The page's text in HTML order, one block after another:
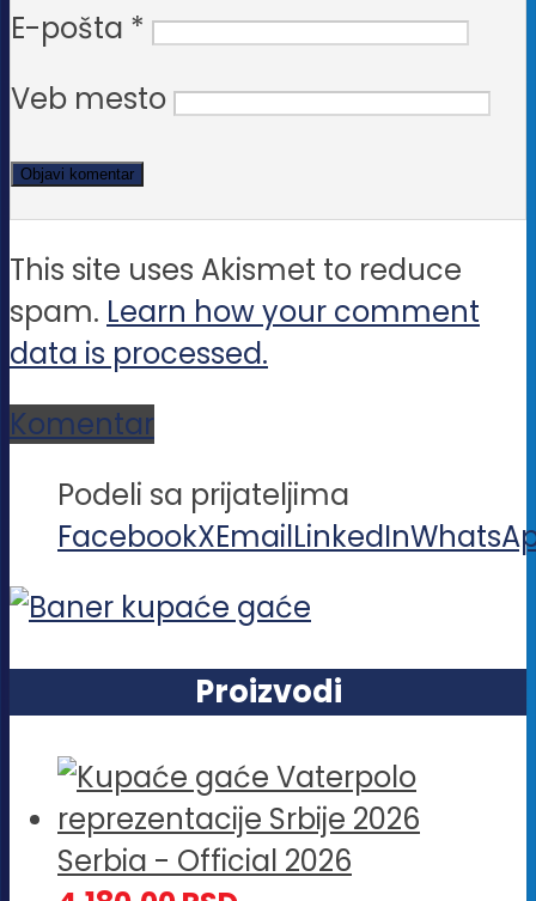
E-pošta *
Veb mesto
This site uses Akismet to reduce
spam. Learn how your comment
data is processed.
Komentar
Podeli sa prijateljima
FacebookXEmailLinkedIn
Proizvodi
Serbia - Official 2026